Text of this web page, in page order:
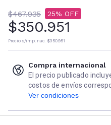
$467.935 25
$350.951
Precio s/imp. nac. $350.951
Compra internacional
El precio publicado
costos de envíos
Ver condiciones